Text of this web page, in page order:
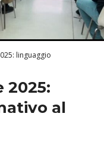
linguaggio
2025:
al